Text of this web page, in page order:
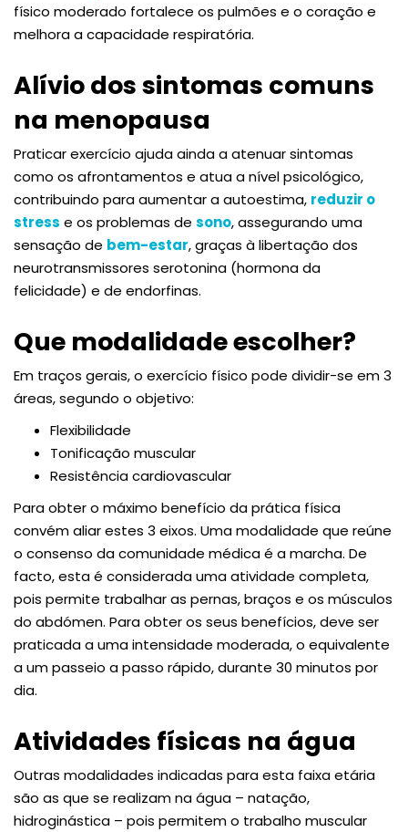
físico moderado fortalece os pulmões e o coração e
melhora a capacidade respiratória.
Alívio dos sintomas comuns
na menopausa
Praticar exercício ajuda ainda a atenuar sintomas
como os afrontamentos e atua a nível psicológico,
contribuindo para aumentar a autoestima, reduzir o
stress e os problemas de sono, assegurando uma
sensação de bem-estar, graças à libertação dos
neurotransmissores serotonina (hormona da
felicidade) e de endorfinas.
Que modalidade escolher?
Em traços gerais, o exercício físico pode dividir-se em 3
áreas, segundo o objetivo:
Flexibilidade
Tonificação muscular
Resistência cardiovascular
Para obter o máximo benefício da prática física
convém aliar estes 3 eixos. Uma modalidade que reúne
o consenso da comunidade médica é a marcha. De
facto, esta é considerada uma atividade completa,
pois permite trabalhar as pernas, braços e os músculos
do abdómen. Para obter os seus benefícios, deve ser
praticada a uma intensidade moderada, o equivalente
a um passeio a passo rápido, durante 30 minutos por
dia.
Atividades físicas na água
Outras modalidades indicadas para esta faixa etária
são as que se realizam na água – natação,
hidroginástica – pois permitem o trabalho muscular